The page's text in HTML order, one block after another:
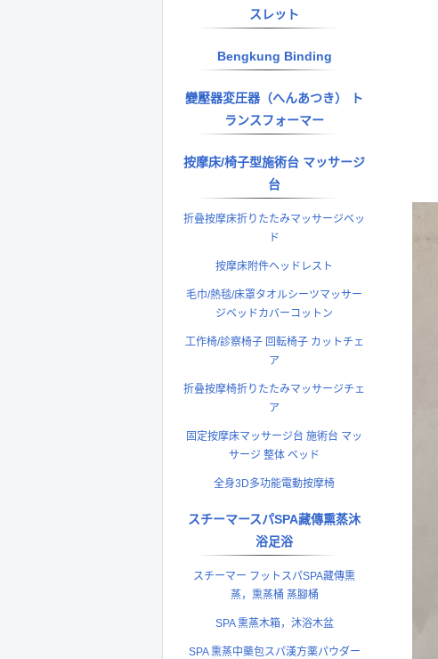
スレット
Bengkung Binding
變壓器変圧器（へんあつき） ト
ランスフォーマー
按摩床/椅子型施術台 マッサージ
台
折叠按摩床折りたたみマッサージベッ
ド
按摩床附件ヘッドレスト
毛巾/熱毯/床罩タオルシーツマッサー
ジベッドカバーコットン
工作椅/診察椅子 回転椅子 カットチェ
ア
折叠按摩椅折りたたみマッサージチェ
ア
固定按摩床マッサージ台 施術台 マッ
サージ 整体 ベッド
全身3D多功能電動按摩椅
スチーマースパSPA藏傳熏蒸沐
浴足浴
スチーマー フットスパSPA藏傳熏
蒸，熏蒸桶 蒸腳桶
SPA 熏蒸木箱，沐浴木盆
SPA 熏蒸中藥包スパ漢方薬パウダー